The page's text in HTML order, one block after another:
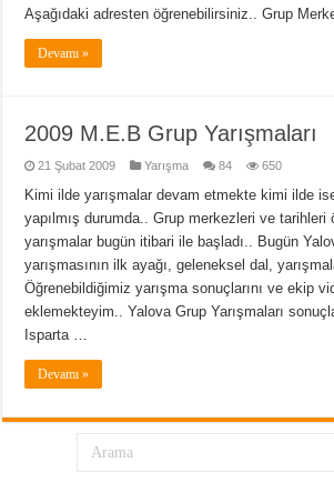
Aşağıdaki adresten öğrenebilirsiniz.. Grup
Devamı »
2009 M.E.B Grup Yarışmaları
21 Şubat 2009 Yarışma 84 650
Kimi ilde yarışmalar devam etmekte kimi ilde
yapılmış durumda.. Grup merkezleri ve tarihleri
yarışmalar bugün itibari ile başladı.. Bugün
yarışmasının ilk ayağı, geleneksel dal,
Öğrenebildiğimiz yarışma sonuçlarını ve ekip
eklemekteyim.. Yalova Grup Yarışmaları
Isparta …
Devamı »